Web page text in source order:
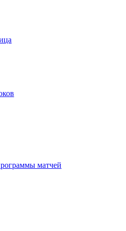
матчей